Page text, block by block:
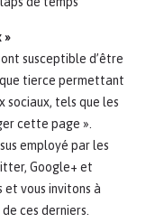
»
susceptible d’être
tierce permettant
sociaux, tels que les
cette page ».
employé par les
Google+ et
vous invitons à
ces derniers.